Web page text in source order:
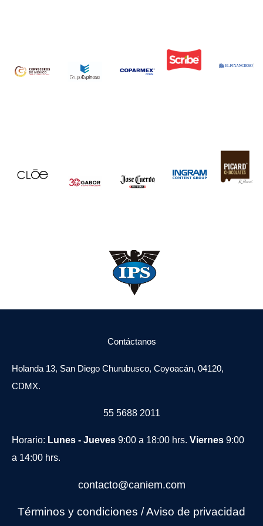
Contáctanos
Holanda 13, San Diego Churubusco, Coyoacán, 04120,
CDMX.
55 5688 2011
Horario: Lunes - Jueves 9:00 a 18:00 hrs. Viernes 9:00
a 14:00 hrs.
contacto@caniem.com
Términos y condiciones /Aviso de privacidad